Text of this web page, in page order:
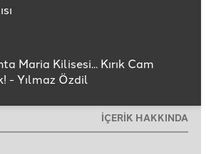
Maria Kilisesi... Kırık Cam
- Yılmaz Özdil
İÇERİK HAKKINDA